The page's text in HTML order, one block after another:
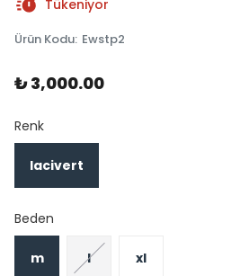
Tükeniyor
Ürün Kodu: Ewstp2
₺ 3,000.00
Renk
lacivert
Beden
m l xl